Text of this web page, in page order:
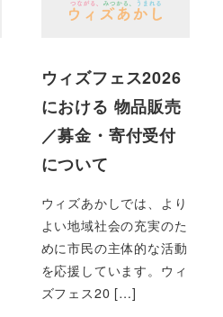
ウィズフェス2026
における 物品販売
／募金・寄付受付
について
ウィズあかしでは、より
よい地域社会の充実のた
めに市民の主体的な活動
を応援しています。ウィ
ズフェス20 […]